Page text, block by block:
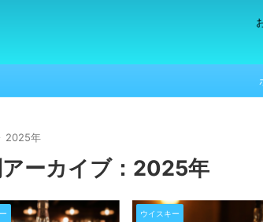
2025年
ーカイブ：2025年
ウイスキー